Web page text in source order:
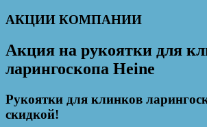
АКЦИИ КОМПАНИИ
Акция на рукоятки для
ларингоскопа Heine
Рукоятки для клинков
скидкой!